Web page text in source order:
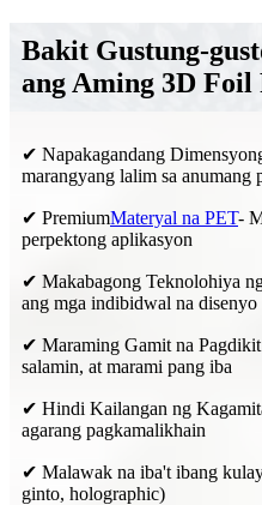
Bakit Gustung-
ang Aming 3D Foil
✔ Napakagandang
marangyang lalim sa anumang
✔ PremiumMateryal na PET-
perpektong aplikasyon
✔ Makabagong Teknolohiya
ang mga indibidwal na disenyo
✔ Maraming Gamit na
salamin, at marami pang iba
✔ Hindi Kailangan ng
agarang pagkamalikhain
✔ Malawak na iba't ibang
ginto, holographic)